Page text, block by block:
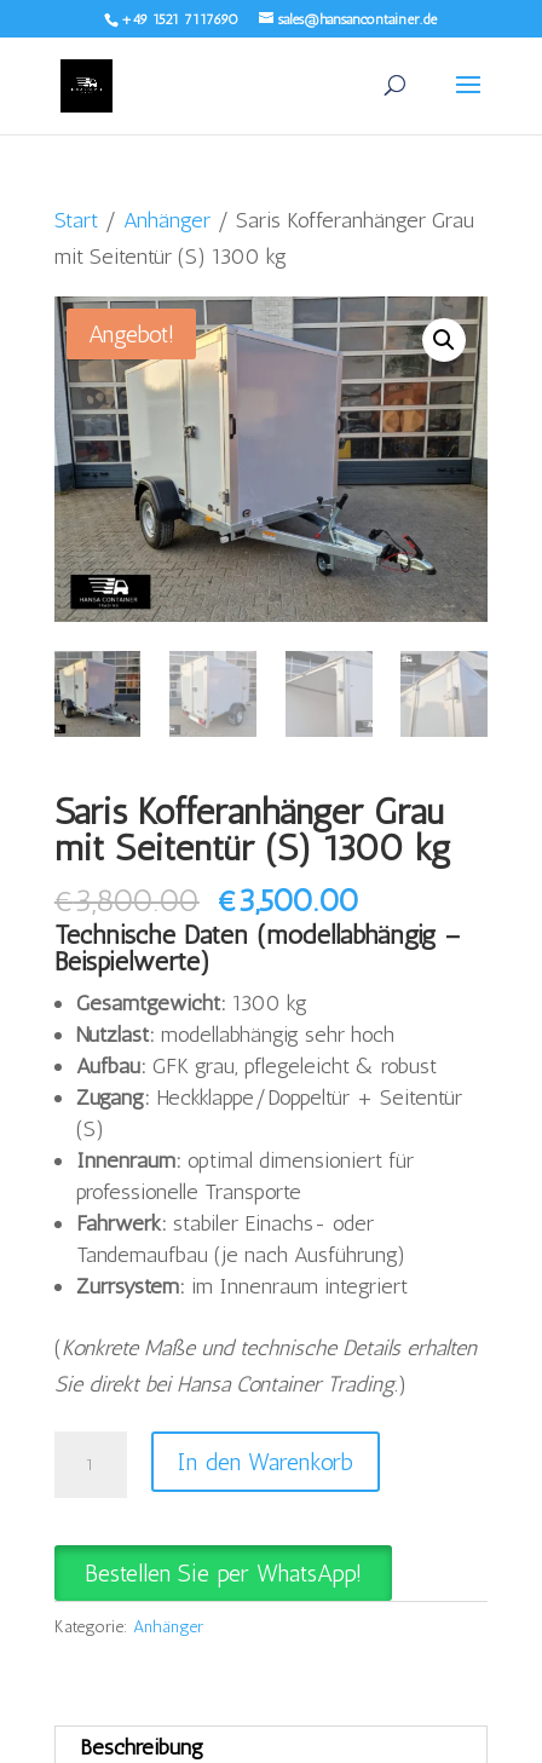
+49 1521 7117690 sales@hansancontainer.de
Start/ Anhänger/ Saris Kofferanhänger Grau
mit Seitentür (S) 1300 kg
Angebot!
Saris Kofferanhänger Grau
mit Seitentür (S) 1300 kg
€3,800.00 Ursprünglicher
Preis
€3,800.00
€3,500.00Aktueller
Preis
Technische Daten (modellabhängig –
Beispielwerte)
Gesamtgewicht: 1300 kg
Nutzlast: modellabhängig sehr hoch
Aufbau: GFK grau, pflegeleicht & robust
Zugang: Heckklappe/Doppeltür + Seitentür
(S)
Innenraum: optimal dimensioniert für
professionelle Transporte
Fahrwerk: stabiler Einachs- oder
Tandemaufbau (je nach Ausführung)
Zurrsystem: im Innenraum integriert
(Konkrete Maße und technische Details erhalten
Sie direkt bei Hansa Container Trading.)
Kofferanhänger
mit
Seitentür
(S)
Menge
In den Warenkorb
Bestellen Sie per WhatsApp!
Kategorie: Anhänger
Beschreibung